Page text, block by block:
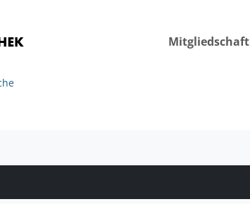
Mitgliedschaft